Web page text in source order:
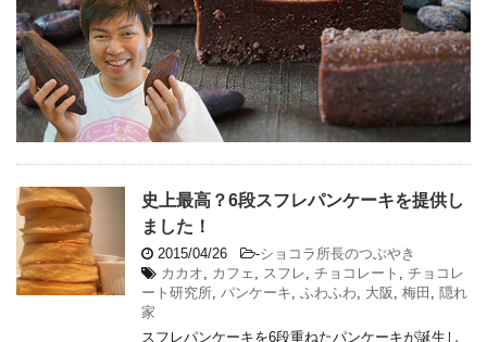
史上最高？6段スフレパンケーキを提供し
ました！
2015/04/26 -ショコラ所長のつぶやき
カカオ, カフェ , スフレ, チョコレート , チョコレ
ート研究所, パンケーキ, ふわふわ, 大阪 , 梅田 , 隠れ
家
スフレパンケーキを6段重ねたパンケーキが誕生し